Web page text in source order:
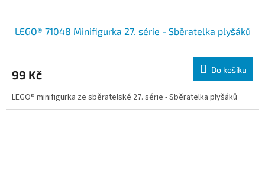
LEGO® 71048 Minifigurka 27. série - Sběratelka plyšáků
99 Kč Do košíku
LEGO® minifigurka ze sběratelské 27. série - Sběratelka plyšáků